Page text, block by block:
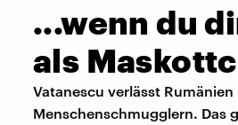
...wenn du
als
Vatanescu verlässt
Menschenschmugglern. Das